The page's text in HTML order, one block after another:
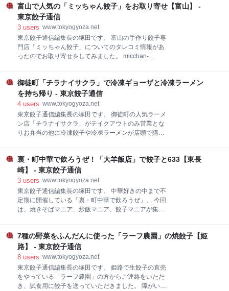
良いというアドバイスをもらっていたので15時頃に店
の前に来てみるとすでに先客が3名。 恐るべし「岐
州」の人気っぷり。 3月とは言えこの日はかなり寒か
ったの
GYOZA」と書かれていますね。 タレコミ情報は確か
でした。 ランチタイムはぎょうざプレートが880円で
提供されています。 店内はカフェ風のオシャレな空
間。 入り口脇のキッチンにはコーヒーを淹れるスペー
スの隣で餃子の皮を伸ばしていました。 不思議な組み
合わせですね。 奥様がコーヒー好きで旦那さんが餃子
テーブル席に座らせていただきました。 メニューをチ
ェックすると餃子だけで、 GYOZA：380円 GINGER
GYOZA：380円 SOY
富山で人気の「ミッちゃん餃子」をお取り寄せ【富山】 -
東京餃子通信
3 users www.tokyogyoza.net
東京餃子通信編集長の塚田です。 富山の手作り餃子専
門店「ミッちゃん餃子」についてのタレコミ情報があ
ったのでお取り寄せをしてみました。 micchan-
がお取り寄せは可能なのですが、手作り餃子で作れる
数が限られているため、発送まで1~2週間待ちになっ
ています。（通常時は3日ほどとのこと） 我が家にも
10日間ぐらいでミッちゃん餃子が届きました。 大き目
で餡がパンパンにつまった餃子が12個入りで600円。
この大きさならかなりお得感あります。 こういうお店
ごく狭いのが特長的です。 裏から見ても餡がたっぷり
詰まっているのが分かります。 一つ一つ丁寧に包んで
いるのが分かりますね。 底面の取り方
御徒町「チラナイサクラ」で冷凍ギョーザと冷凍ラーメン
を持ち帰り - 東京餃子通信
4 users www.tokyogyoza.net
東京餃子通信編集長の塚田です。 御徒町の人気ラーメ
ン店「チラナイサクラ」がテイクアウトのみ営業とな
りお弁当の他に冷凍餃子や冷凍ラーメンが店頭で購入
のですが、餃子も手を抜かずかなりこだわって作って
いるんですよね。 長野のB級グルメ山賊揚げもあった
りと、夜は軽く飲むこともできるようなお店です。
www.tokyogyoza.net 御徒町のガード下にあるらーめん
横丁の一角にチラナイサクラはあります。 暖簾もかか
っていて一見すると通常営業しているようにも見える
ーが掲載されています。 冷凍ギョーザは15個で1050
円。 お店では焼き餃子と水餃子の調理方法が選べます
が、今回は冷凍生餃子で購入できるので、調
裏・町中華で飲ろうぜ！「大羊飯店」で餃子と633【東長
崎】 - 東京餃子通信
3 users www.tokyogyoza.net
東京餃子通信編集長の塚田です。 中華好きの中まで不
定期に開催している「裏・町中華で飲ろうぜ」。 今回
は、焼きそばマニア、炒飯マニア、餃子マニアが集ま
駅停車で2駅という好立地にありながら、昔ながらの
商店街の姿がいまだ残されている貴重な町です。 そん
な東長崎駅から商店街を抜けて住宅街の中を進んでい
くと、この日の集合場所である「大羊飯店」が見えて
きました。 ものすごく雰囲気のある店構えです。 太陽
飯店でも大洋飯店でもなく「大羊飯店」と書いて「た
7種の野菜をふんだんに使った「ラーフ農園」の焼餃子【姫
路】 - 東京餃子通信
8 users www.tokyogyoza.net
東京餃子通信編集長の塚田です。 姫路で生餃子の直売
をやっている「ラーフ農園」の方からご連絡をいただ
き、試食用に餃子を送っていただきました。 障がい者